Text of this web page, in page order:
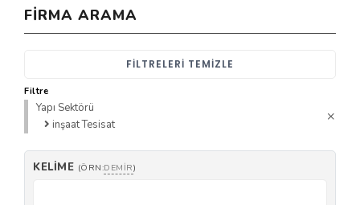
FIRMA ARAMA
FILTRELERI TEMIZLE
Filtre
Yapı Sektörü
inşaat Tesisat
KELIME (ÖRN:DEMIR)